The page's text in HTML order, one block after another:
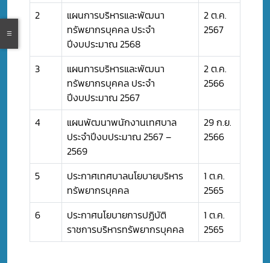
2
แผนการบริหารและพัฒนา
ทรัพยากรบุคคล ประจำ
ปีงบประมาณ 2568
2 ต.ค.
2567
3
แผนการบริหารและพัฒนา
ทรัพยากรบุคคล ประจำ
ปีงบประมาณ 2567
2 ต.ค.
2566
4
แผนพัฒนาพนักงานเทศบาล
ประจำปีงบประมาณ 2567 –
2569
29 ก.ย.
2566
5
ประกาศเทศบาลนโยบายบริหาร
ทรัพยากรบุคคล
1 ต.ค.
2565
6
ประกาศนโยบายการปฏิบัติ
ราชการบริหารทรัพยากรบุคคล
1 ต.ค.
2565